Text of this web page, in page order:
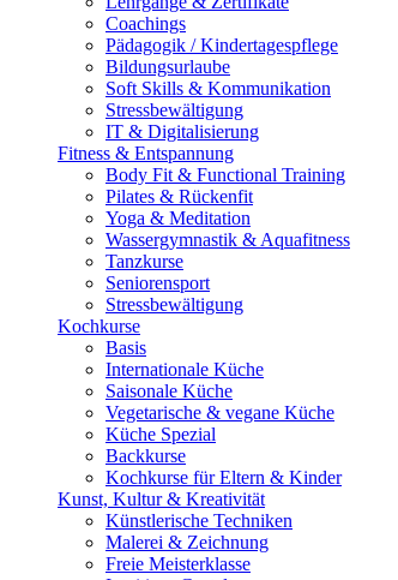
Coachings
Pädagogik / Kindertagespflege
Bildungsurlaube
Soft Skills & Kommunikation
Stressbewältigung
IT & Digitalisierung
Fitness & Entspannung
Body Fit & Functional Training
Pilates & Rückenfit
Yoga & Meditation
Wassergymnastik & Aquafitness
Tanzkurse
Seniorensport
Stressbewältigung
Kochkurse
Basis
Internationale Küche
Saisonale Küche
Vegetarische & vegane Küche
Küche Spezial
Backkurse
Kochkurse für Eltern & Kinder
Kunst, Kultur & Kreativität
Künstlerische Techniken
Malerei & Zeichnung
Freie Meisterklasse